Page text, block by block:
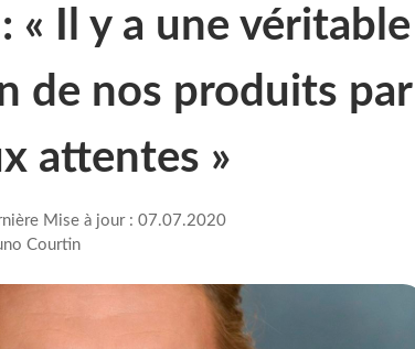
« Il y a une véritable
de nos produits par
attentes »
Mise à jour : 07.07.2020
Courtin